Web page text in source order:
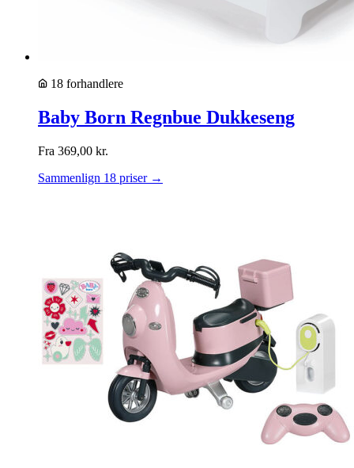
18 forhandlere
Baby Born Regnbue Dukkeseng
Fra 369,00 kr.
Sammenlign 18 priser →